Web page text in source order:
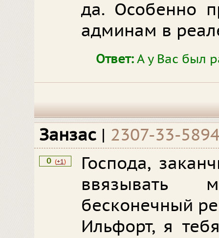
да. Особенно
админам в
Ответ: А у Вас был
Занзас | 2307-33-
0 (+1)
Господа,
бесконечный
Ильфорт, я